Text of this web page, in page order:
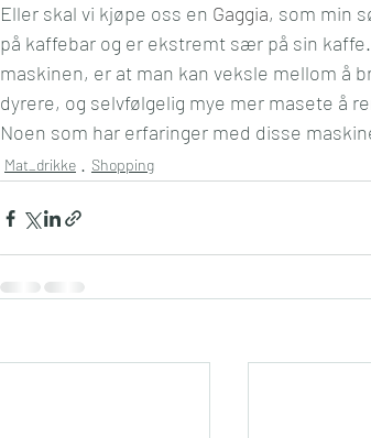
Eller skal vi kjøpe oss en Gaggia, som min
på kaffebar og er ekstremt sær på sin
maskinen, er at man kan veksle mellom å
dyrere, og selvfølgelig mye mer masete å
Noen som har erfaringer med disse
Mat_drikke Shopping